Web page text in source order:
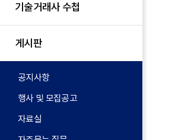
기술거래사 수첩
게시판
공지사항
행사 및 모집공고
자료실